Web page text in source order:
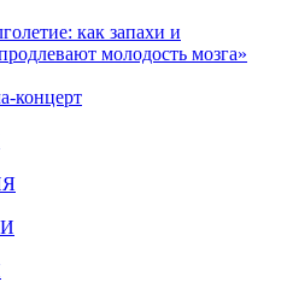
как запахи и
молодость мозга»
концерт